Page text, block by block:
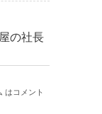
の社長
はコメント